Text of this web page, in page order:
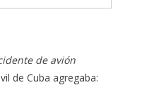
de avión
de Cuba agregaba: